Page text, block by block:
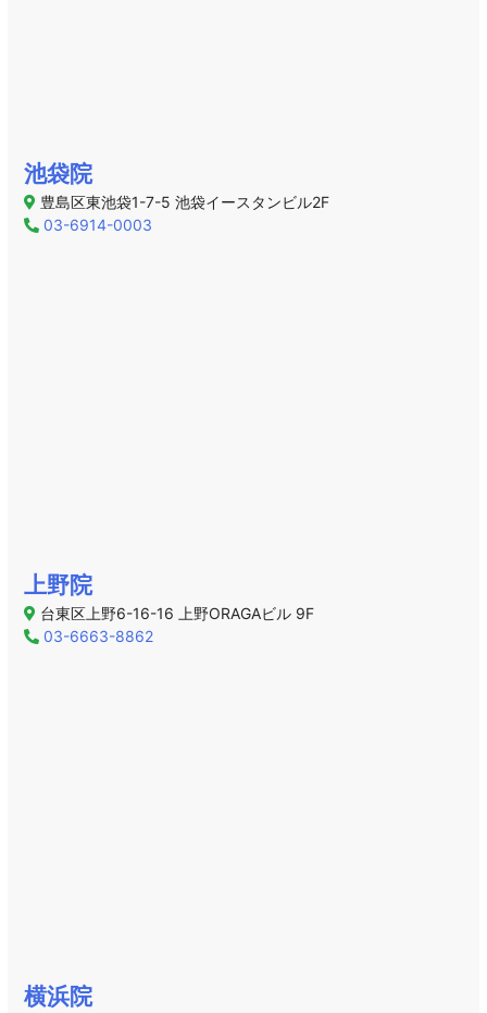
池袋院
豊島区東池袋1-7-5 池袋イースタンビル2F
03-6914-0003
上野院
台東区上野6-16-16 上野ORAGAビル 9F
03-6663-8862
横浜院